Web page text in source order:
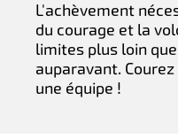
L'achèvement
du courage et la
limites plus loin
auparavant.
une équipe !